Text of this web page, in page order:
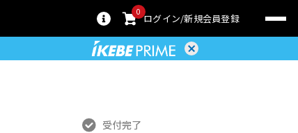
0
ログイン 新規会員登録
受付完了